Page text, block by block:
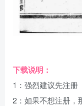
下载说明：
1：强烈建议先注册
2：如果不想注册，